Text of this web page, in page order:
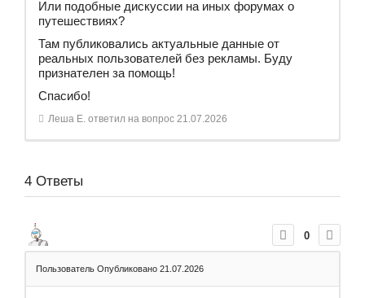
Или подобные дискуссии на иных форумах о
путешествиях?
Там публиковались актуальные данные от
реальных пользователей без рекламы. Буду
признателен за помощь!
Спасибо!
Леша Е. ответил на вопрос 21.07.2026
4 Ответы
0
Пользователь Опубликовано 21.07.2026